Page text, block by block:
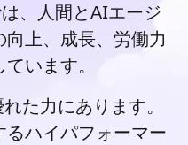
、人間とAIエージ
上、成長、労働力
います。
た力にあります。
ハイパフォーマー